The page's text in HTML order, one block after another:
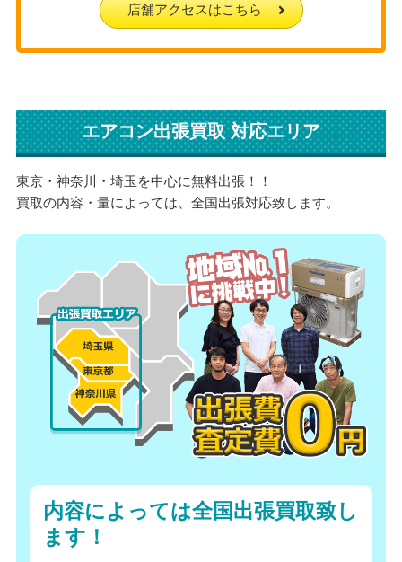
店舗アクセスはこちら
エアコン出張買取 対応エリア
東京・神奈川・埼玉を中心に無料出張！！
買取の内容・量によっては、全国出張対応致します。
内容によっては全国出張買取致し
ます！